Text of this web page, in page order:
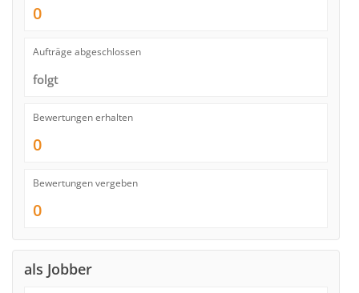
0
Aufträge abgeschlossen
folgt
Bewertungen erhalten
0
Bewertungen vergeben
0
als Jobber